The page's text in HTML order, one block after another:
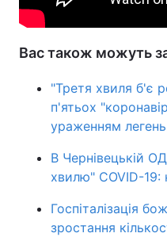
Вас також можуть
"Третя хвиля б'є
п'ятьох
ураженням легень
В Чернівецькій
хвилю" COVID-19:
Госпіталізація
зростання